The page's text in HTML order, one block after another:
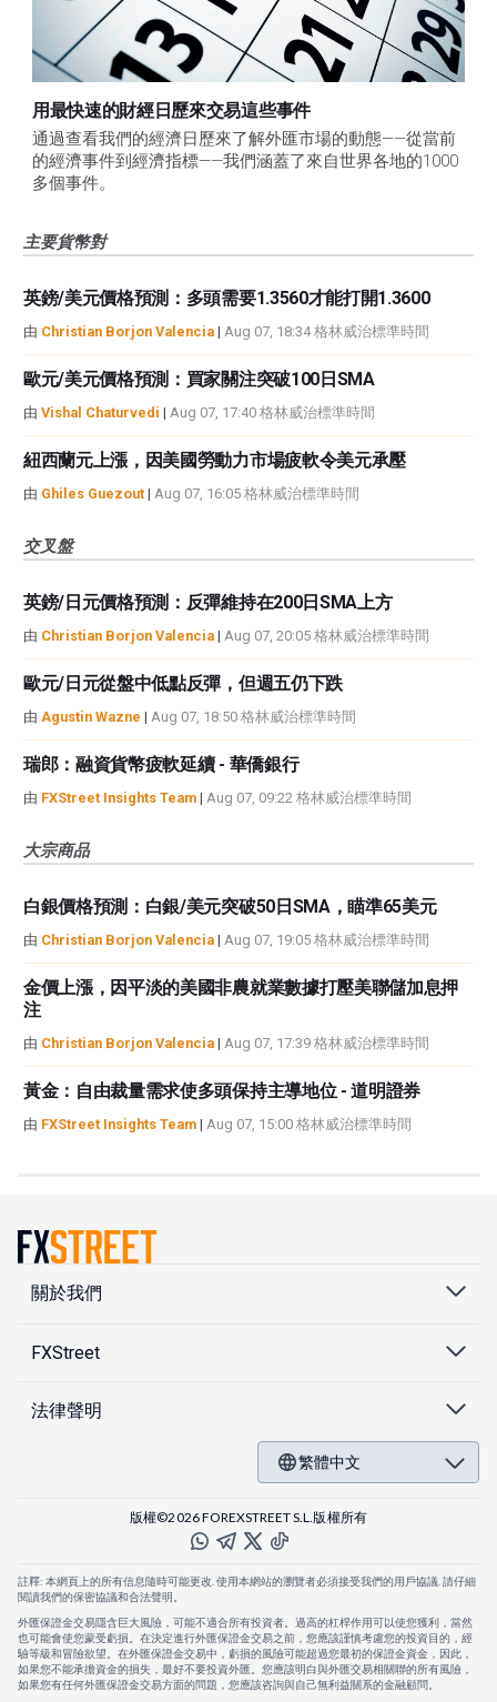
用最快速的財經日歷來交易這些事件
通過查看我們的經濟日歷來了解外匯市場的動態——從當前
的經濟事件到經濟指標——我們涵蓋了來自世界各地的1000
多個事件。
主要貨幣對
英鎊/美元價格預測：多頭需要1.3560才能打開1.3600
由 Christian Borjon Valencia | Aug 07, 18:34 格林威治標準時間
歐元/美元價格預測：買家關注突破100日SMA
由 Vishal Chaturvedi | Aug 07, 17:40 格林威治標準時間
紐西蘭元上漲，因美國勞動力市場疲軟令美元承壓
由 Ghiles Guezout | Aug 07, 16:05 格林威治標準時間
交叉盤
英鎊/日元價格預測：反彈維持在200日SMA上方
由 Christian Borjon Valencia | Aug 07, 20:05 格林威治標準時間
歐元/日元從盤中低點反彈，但週五仍下跌
由 Agustin Wazne | Aug 07, 18:50 格林威治標準時間
瑞郎：融資貨幣疲軟延續 - 華僑銀行
由 FXStreet Insights Team | Aug 07, 09:22 格林威治標準時間
大宗商品
白銀價格預測：白銀/美元突破50日SMA，瞄準65美元
由 Christian Borjon Valencia | Aug 07, 19:05 格林威治標準時間
金價上漲，因平淡的美國非農就業數據打壓美聯儲加息押
注
由 Christian Borjon Valencia | Aug 07, 17:39 格林威治標準時間
黃金：自由裁量需求使多頭保持主導地位 - 道明證券
由 FXStreet Insights Team | Aug 07, 15:00 格林威治標準時間
關於我們
FXStreet
法律聲明
繁體中文
版權©2026 FOREXSTREET S.L.版權所有
註釋: 本網頁上的所有信息隨時可能更改. 使用本網站的瀏覽者必須接受我們的用戶協議. 請仔細
閱讀我們的保密協議和合法聲明。
外匯保證金交易隱含巨大風險，可能不適合所有投資者。過高的杠桿作用可以使您獲利，當然
也可能會使您蒙受虧損。在決定進行外匯保證金交易之前，您應該謹慎考慮您的投資目的，經
驗等級和冒險欲望。在外匯保證金交易中，虧損的風險可能超過您最初的保證金資金，因此，
如果您不能承擔資金的損失，最好不要投資外匯。您應該明白與外匯交易相關聯的所有風險，
如果您有任何外匯保證金交易方面的問題，您應該咨詢與自己無利益關系的金融顧問。